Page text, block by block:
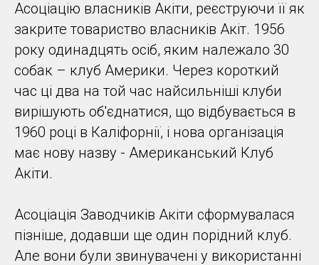
Асоціацію власників Акіти, реєструючи її як
закрите товариство власників Акіт. 1956
року одинадцять осіб, яким належало 30
собак – клуб Америки. Через короткий
час ці два на той час найсильніші клуби
вирішують об'єднатися, що відбувається в
1960 році в Каліфорнії, і нова організація
має нову назву - Американський Клуб
Акіти.
Асоціація Заводчиків Акіти сформувалася
пізніше, додавши ще один порідний клуб.
Але вони були звинувачені у використанні